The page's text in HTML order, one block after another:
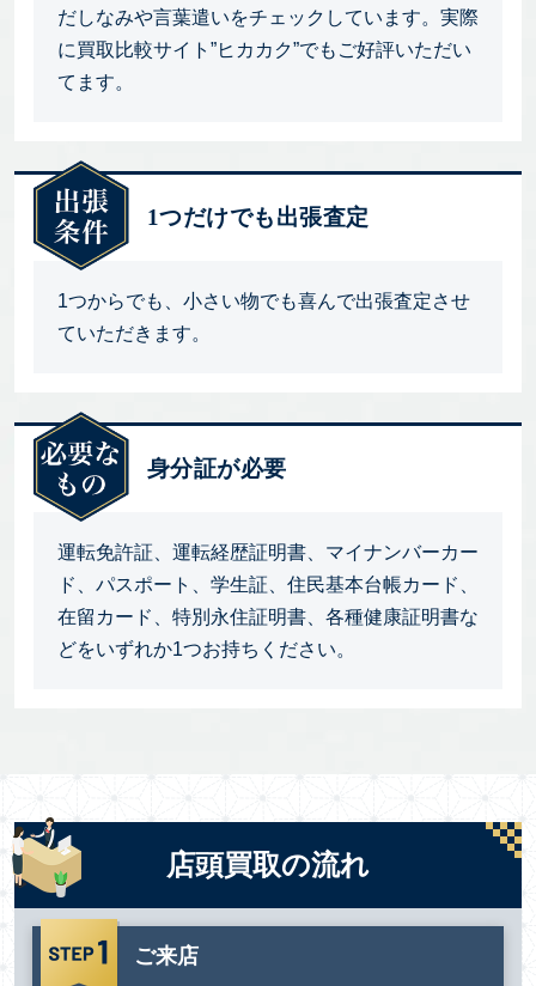
だしなみや言葉遣いをチェックしています。実際
に買取比較サイト”ヒカカク”でもご好評いただい
てます。
1つだけでも出張査定
1つからでも、小さい物でも喜んで出張査定させ
ていただきます。
身分証が必要
運転免許証、運転経歴証明書、マイナンバーカー
ド、パスポート、学生証、住民基本台帳カード、
在留カード、特別永住証明書、各種健康証明書な
どをいずれか1つお持ちください。
店頭買取の流れ
ご来店